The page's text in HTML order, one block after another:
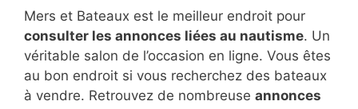
Mers et Bateaux est le meilleur endroit pour
consulter les annonces liées au nautisme. Un
véritable salon de l’occasion en ligne. Vous êtes
au bon endroit si vous recherchez des bateaux
à vendre. Retrouvez de nombreuse annonces